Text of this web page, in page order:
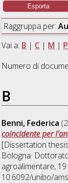
Raggruppa per:
Vai a: B | C | M | P
Numero di
B
Benni, Federica
coincidente per
[Dissertation
Bologna.
agroalimentare,
10.6092/unibo/